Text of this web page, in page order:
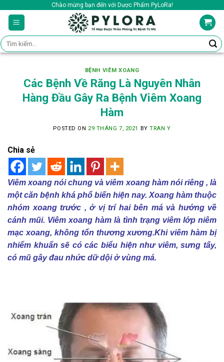
content
Chào mừng bạn đến với Dược Phẩm PyLoRa!
Tìm
kiếm:
BỆNH VIÊM XOANG
Các Bệnh Về Răng Là Nguyên Nhân
Hàng Đầu Gây Ra Bệnh Viêm Xoang
Hàm
POSTED ON 29 THÁNG 7, 2021 BYTRAN Y
Chia sẻ
Viêm xoang nói chung và viêm xoang hàm nói riêng , là
một căn bệnh khá phổ biến hiện nay. Xoang hàm thuộc
nhóm xoang trước , ở vị trí hai bên má và hướng về
cánh mũi. Viêm xoang hàm là tình trạng viêm lớp niêm
mạc xoang, không tổn thương xương.Khi viêm hàm bị
nhiểm khuẩn sẽ có các biểu hiện như viêm, sưng tấy,
có mũ gây đau nhức dữ dội ở vùng má.